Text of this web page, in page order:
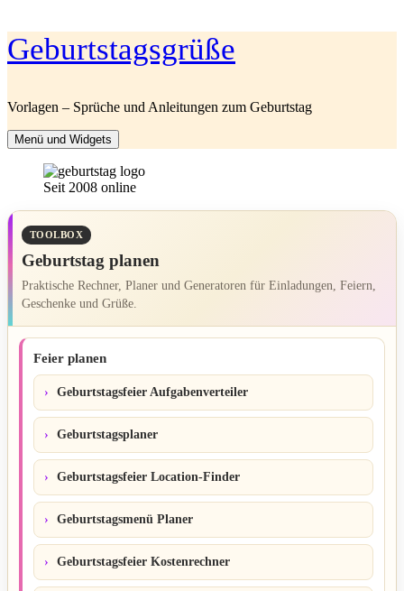
Zum
Inhalt
Geburtstagsgrüße
Vorlagen – Sprüche und Anleitungen zum Geburtstag
Menü und Widgets
Seit 2008 online
TOOLBOX
Geburtstag planen
Praktische Rechner, Planer und Generatoren für Einladungen, Feiern,
Geschenke und Grüße.
Feier planen
Geburtstagsfeier Aufgabenverteiler
Geburtstagsplaner
Geburtstagsfeier Location-Finder
Geburtstagsmenü Planer
Geburtstagsfeier Kostenrechner